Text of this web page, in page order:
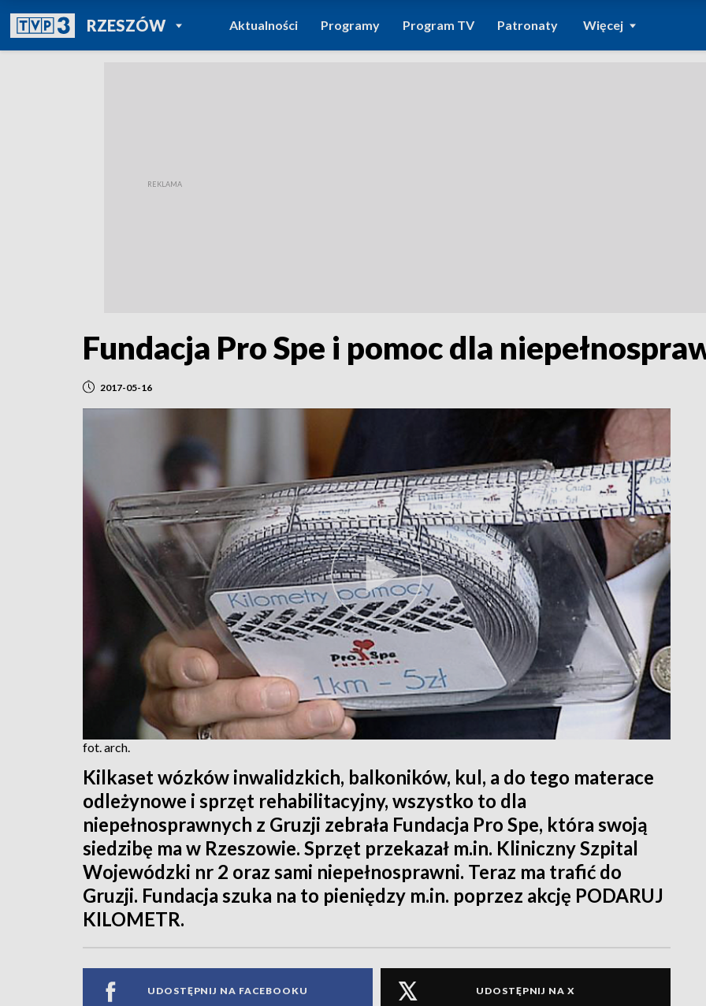
RZESZÓWPOWRÓT DO
TVP REGIONY
Aktualności Programy Program TV Patronaty Więcej
Fundacja Pro Spe i pomoc dla
2017-05-16
fot. arch.
Kilkaset wózków inwalidzkich, balkoników, kul, a do tego materace
odleżynowe i sprzęt rehabilitacyjny, wszystko to dla
niepełnosprawnych z Gruzji zebrała Fundacja Pro Spe, która swoją
siedzibę ma w Rzeszowie. Sprzęt przekazał m.in. Kliniczny Szpital
Wojewódzki nr 2 oraz sami niepełnosprawni. Teraz ma trafić do
Gruzji. Fundacja szuka na to pieniędzy m.in. poprzez akcję PODARUJ
KILOMETR.
UDOSTĘPNIJ NA FACEBOOKU UDOSTĘPNIJ NA X